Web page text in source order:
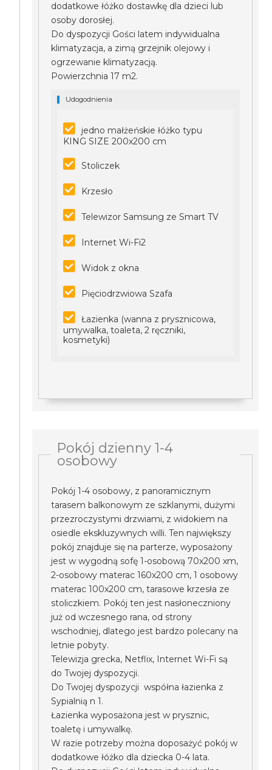
dodatkowe łóżko dostawkę dla dzieci lub
osoby dorosłej.
Do dyspozycji Gości latem indywidualna
klimatyzacja, a zimą grzejnik olejowy i
ogrzewanie klimatyzacją.
Powierzchnia 17 m2.
Udogodnienia
jedno małżeńskie łóżko typu
KING SIZE 200x200 cm
Stoliczek
Krzesło
Telewizor Samsung ze Smart TV
Internet Wi-Fi2
Widok z okna
Pięciodrzwiowa Szafa
Łazienka (wanna z prysznicowa,
umywalka, toaleta, 2 ręczniki,
kosmetyki)
Pokój dzienny 1-4
osobowy
Pokój 1-4 osobowy, z panoramicznym
tarasem balkonowym ze szklanymi, dużymi
przezroczystymi drzwiami, z widokiem na
osiedle ekskluzywnych willi. Ten największy
pokój znajduje się na parterze, wyposażony
jest w wygodną sofę 1-osobową 70x200 xm,
2-osobowy materac 160x200 cm, 1 osobowy
materac 100x200 cm, tarasowe krzesła ze
stoliczkiem. Pokój ten jest nasłoneczniony
już od wczesnego rana, od strony
wschodniej, dlatego jest bardzo polecany na
letnie pobyty.
Telewizja grecka, Netflix, Internet Wi-Fi są
do Twojej dyspozycji.
Do Twojej dyspozycji współna łazienka z
Sypialnią n 1.
Łazienka wyposażona jest w prysznic,
toaletę i umywalkę.
W razie potrzeby można doposażyć pokój w
dodatkowe łóżko dla dziecka 0-4 lata.